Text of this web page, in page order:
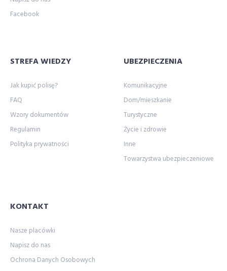
Facebook
STREFA WIEDZY
Jak kupić polisę?
FAQ
Wzory dokumentów
Regulamin
Polityka prywatności
UBEZPIECZENIA
Komunikacyjne
Dom/mieszkanie
Turystyczne
Życie i zdrowie
Inne
Towarzystwa ubezpieczeniowe
KONTAKT
Nasze placówki
Napisz do nas
Ochrona Danych Osobowych